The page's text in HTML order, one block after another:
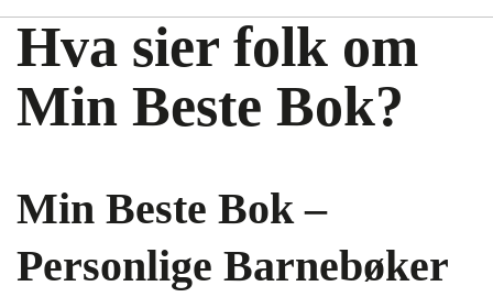
Hva sier folk om
Min Beste Bok?
Min Beste Bok –
Personlige Barnebøker